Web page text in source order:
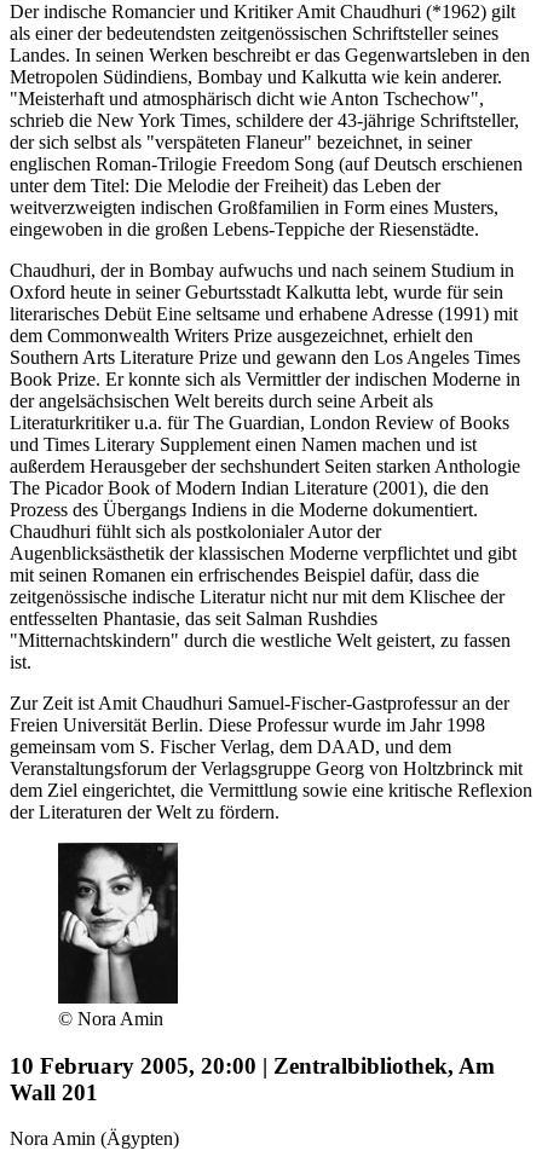
Der indische Romancier und Kritiker Amit Chaudhuri (*1962) gilt
als einer der bedeutendsten zeitgenössischen Schriftsteller seines
Landes. In seinen Werken beschreibt er das Gegenwartsleben in den
Metropolen Südindiens, Bombay und Kalkutta wie kein anderer.
"Meisterhaft und atmosphärisch dicht wie Anton Tschechow",
schrieb die New York Times, schildere der 43-jährige Schriftsteller,
der sich selbst als "verspäteten Flaneur" bezeichnet, in seiner
englischen Roman-Trilogie Freedom Song (auf Deutsch erschienen
unter dem Titel: Die Melodie der Freiheit) das Leben der
weitverzweigten indischen Großfamilien in Form eines Musters,
eingewoben in die großen Lebens-Teppiche der Riesenstädte.
Chaudhuri, der in Bombay aufwuchs und nach seinem Studium in
Oxford heute in seiner Geburtsstadt Kalkutta lebt, wurde für sein
literarisches Debüt Eine seltsame und erhabene Adresse (1991) mit
dem Commonwealth Writers Prize ausgezeichnet, erhielt den
Southern Arts Literature Prize und gewann den Los Angeles Times
Book Prize. Er konnte sich als Vermittler der indischen Moderne in
der angelsächsischen Welt bereits durch seine Arbeit als
Literaturkritiker u.a. für The Guardian, London Review of Books
und Times Literary Supplement einen Namen machen und ist
außerdem Herausgeber der sechshundert Seiten starken Anthologie
The Picador Book of Modern Indian Literature (2001), die den
Prozess des Übergangs Indiens in die Moderne dokumentiert.
Chaudhuri fühlt sich als postkolonialer Autor der
Augenblicksästhetik der klassischen Moderne verpflichtet und gibt
mit seinen Romanen ein erfrischendes Beispiel dafür, dass die
zeitgenössische indische Literatur nicht nur mit dem Klischee der
entfesselten Phantasie, das seit Salman Rushdies
"Mitternachtskindern" durch die westliche Welt geistert, zu fassen
ist.
Zur Zeit ist Amit Chaudhuri Samuel-Fischer-Gastprofessur an der
Freien Universität Berlin. Diese Professur wurde im Jahr 1998
gemeinsam vom S. Fischer Verlag, dem DAAD, und dem
Veranstaltungsforum der Verlagsgruppe Georg von Holtzbrinck mit
dem Ziel eingerichtet, die Vermittlung sowie eine kritische Reflexion
der Literaturen der Welt zu fördern.
© Nora Amin
10 February 2005, 20:00 | Zentralbibliothek, Am
Wall 201
Nora Amin (Ägypten)